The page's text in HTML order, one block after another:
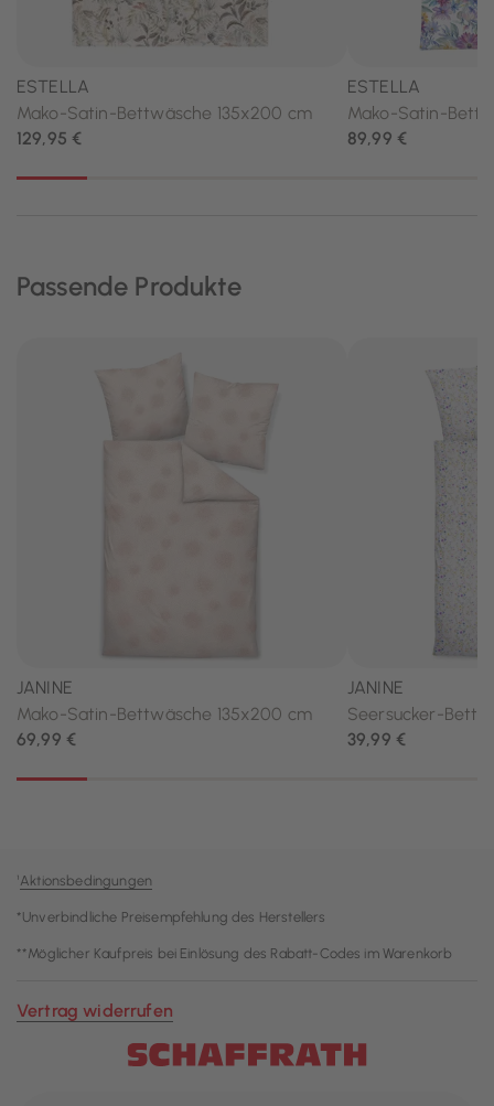
¹Aktionsbedingungen
*Unverbindliche Preisempfehlung des Herstellers
**Möglicher Kaufpreis bei Einlösung des Rabatt-Codes im Warenkorb
Vertrag widerrufen